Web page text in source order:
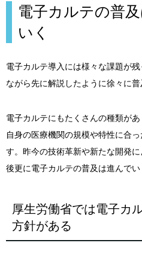
電子カルテの普
いく
電子カルテ導入には様々な課題が
ながら先に解説したように徐々に普
電子カルテにもたくさんの種類が
自身の医療機関の規模や特性に合
す。昨今の技術革新や新たな開発
後更に電子カルテの普及は進んでい
厚生労働省では電子カ
方針がある